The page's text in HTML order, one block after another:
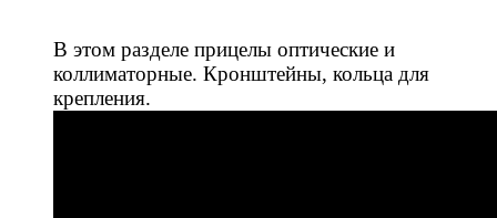
В этом разделе прицелы оптические и
коллиматорные. Кронштейны, кольца для
крепления.